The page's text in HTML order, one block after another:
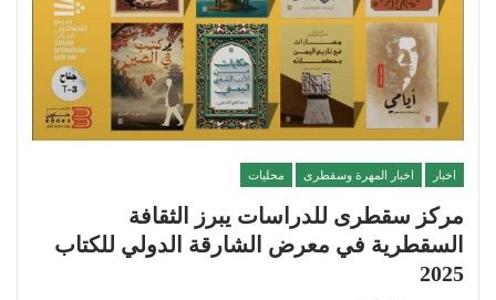
اخبار اخبار المهرة وسقطرى محليات
مركز سقطرى للدراسات يبرز الثقافة
السقطرية في معرض الشارقة الدولي للكتاب
2025